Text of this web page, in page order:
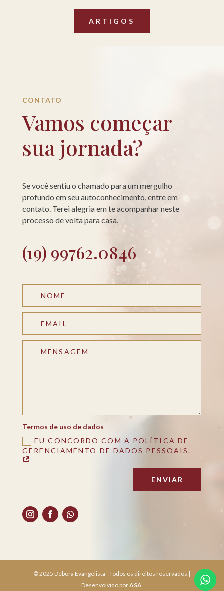
ARTIGOS
CONTATO
Vamos começar
sua jornada?
Se você sentiu o chamado para um mergulho
profundo em seu autoconhecimento, entre em
contato. Terei alegria em te acompanhar neste
processo de volta para casa.
(19) 99762.0846
Termos de uso de dados
EU CONCORDO COM A POLÍTICA DE
GERENCIAMENTO DE DADOS PESSOAIS.
ENVIAR
© 2025 Débora Evangelista - Todos os direitos reservados |
Desenvolvido porASA